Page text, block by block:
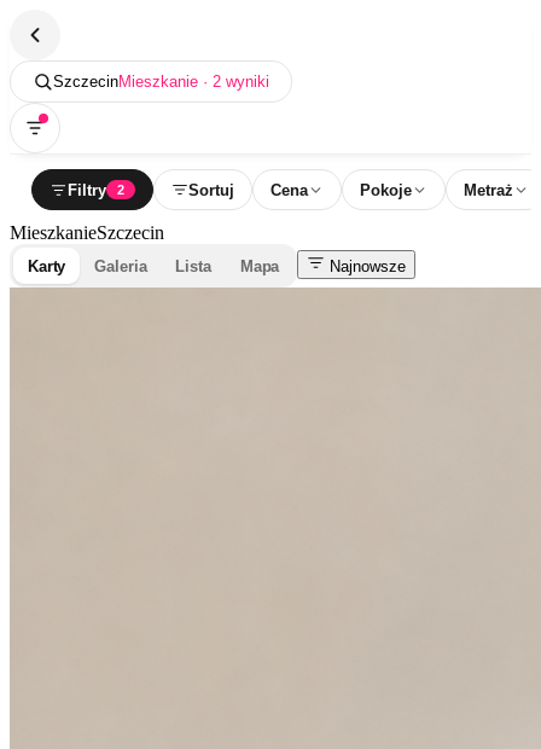
SzczecinMieszkanie · 2 wyniki
Filtry 2 Sortuj Cena Pokoje Metraż
MieszkanieSzczecin
Karty Galeria Lista Mapa Najnowsze